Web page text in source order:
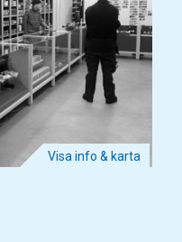
Visa info & karta